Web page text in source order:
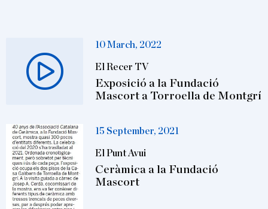
10 March, 2022
El Recer TV
Exposició a la Fundació
Mascort a Torroella de Montgrí
15 September, 2021
El Punt Avui
Ceràmica a la Fundació
Mascort